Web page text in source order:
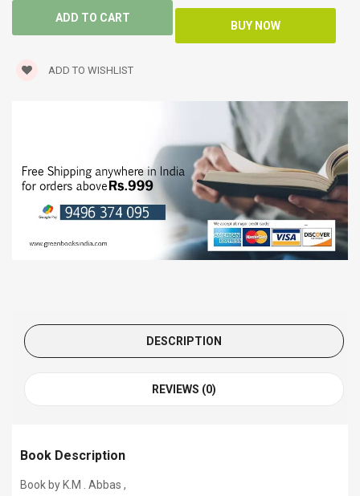
ADD TO WISHLIST
DESCRIPTION
REVIEWS (0)
Book Description
Book by K.M . Abbas ,